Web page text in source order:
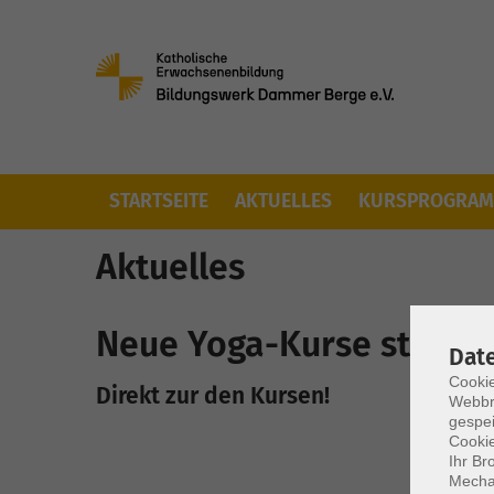
Skip to main content
STARTSEITE AKTUELLES(CURRENT)
Aktuelles
Neue Yoga-Kurse starten
Direkt zur den Kursen!
Ihr